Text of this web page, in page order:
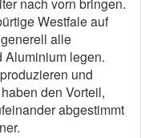
nach vorn bringen.
Westfale auf
alle
Aluminium legen.
und
den Vorteil,
abgestimmt